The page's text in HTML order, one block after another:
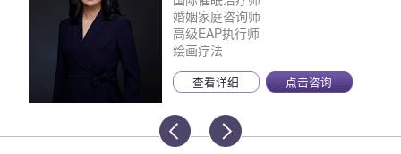
婚姻家庭咨询师
高级EAP执行师
绘画疗法
查看详细 点击咨询